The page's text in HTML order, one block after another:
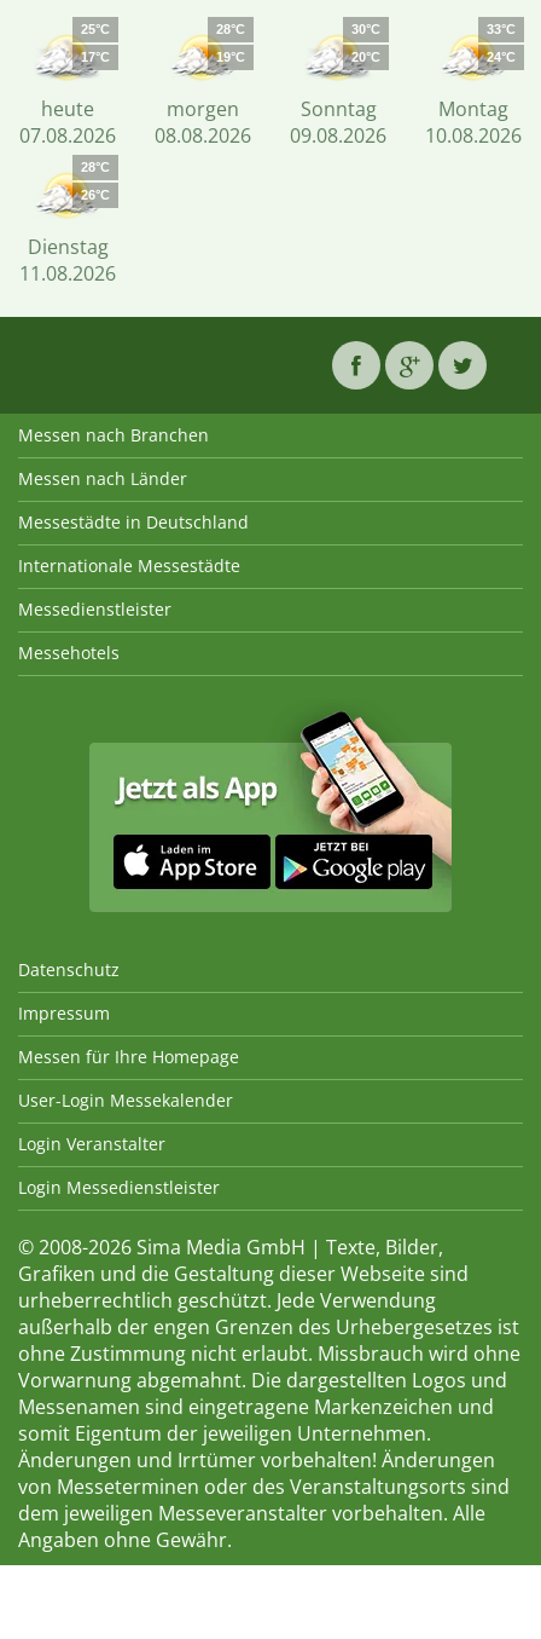
25°C
17°C
heute
07.08.2026
28°C
19°C
morgen
08.08.2026
30°C
20°C
Sonntag
09.08.2026
33°C
24°C
Montag
10.08.2026
28°C
26°C
Dienstag
11.08.2026
Messen nach Branchen
Messen nach Länder
Messestädte in Deutschland
Internationale Messestädte
Messedienstleister
Messehotels
Datenschutz
Impressum
Messen für Ihre Homepage
User-Login Messekalender
Login Veranstalter
Login Messedienstleister
© 2008-2026 Sima Media GmbH | Texte, Bilder,
Grafiken und die Gestaltung dieser Webseite sind
urheberrechtlich geschützt. Jede Verwendung
außerhalb der engen Grenzen des Urhebergesetzes ist
ohne Zustimmung nicht erlaubt. Missbrauch wird ohne
Vorwarnung abgemahnt. Die dargestellten Logos und
Messenamen sind eingetragene Markenzeichen und
somit Eigentum der jeweiligen Unternehmen.
Änderungen und Irrtümer vorbehalten! Änderungen
von Messeterminen oder des Veranstaltungsorts sind
dem jeweiligen Messeveranstalter vorbehalten. Alle
Angaben ohne Gewähr.